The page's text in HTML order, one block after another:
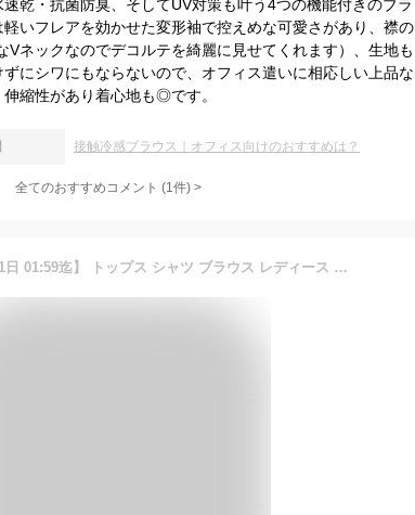
乾・抗菌防臭、そしてUV対策も叶う4つの機能付きのブラ
いフレアを効かせた変形袖で控えめな可愛さがあり、襟の
Vネックなのでデコルテを綺麗に見せてくれます）、生地も
にシワにもならないので、オフィス遣いに相応しい上品な
縮性があり着心地も◎です。
接触冷感ブラウス｜オフィス向けのおすすめは？
全てのおすすめコメント (1件) >
【期間限定:1,590円 11日 01:59迄】 トップス シャツ ブラウス レディース Vネック 五分袖 接触冷感 ひんやり 吸汗 吸水速乾 UV対策 UVカット 抗菌防臭 体型カバー 夏 インナー付フレアー袖タックブラウス M-5L